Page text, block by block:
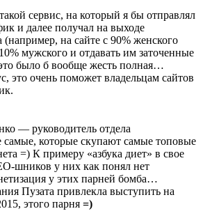
сервис, на который я бы отправлял
и далее получал на выходе
(например, на сайте с 90% женского
мужского и отдавать им заточенные
было б вообще жесть полная…
это очень поможет владельцам сайтов
— руководитель отдела
которые скупают самые топовые
=) К примеру «азбука диет» в свое
шников у них как понял нет
у этих парней бомба…
Пузата привлекла выступить на
этого парня =)